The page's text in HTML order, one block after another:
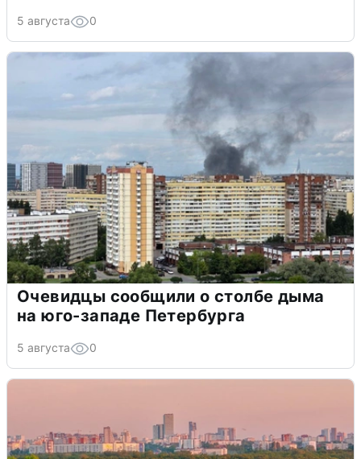
5 августа 0
Очевидцы сообщили о столбе дыма
на юго-западе Петербурга
5 августа 0